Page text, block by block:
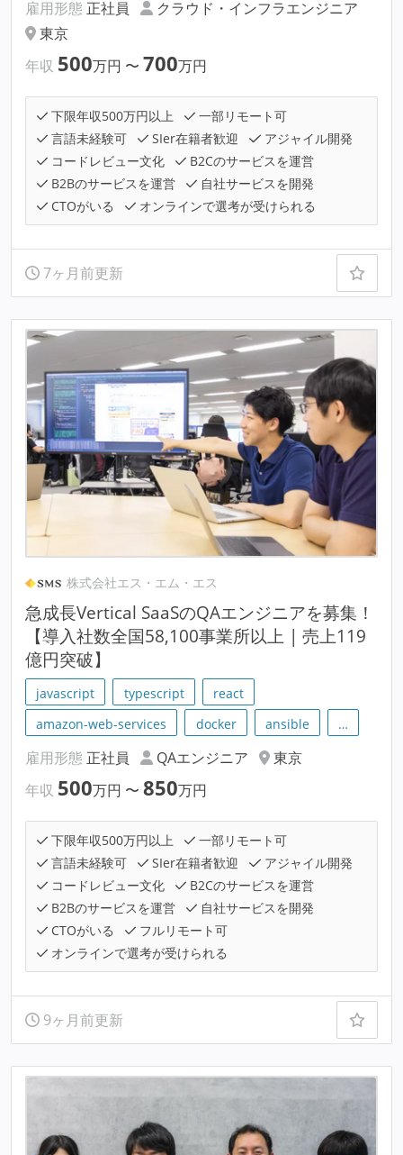
雇用形態 正社員
クラウド・インフラエンジニア
東京
年収 500万円 〜 700万円
下限年収500万円以上
一部リモート可
言語未経験可
SIer在籍者歓迎
アジャイル開発
コードレビュー文化
B2Cのサービスを運営
B2Bのサービスを運営
自社サービスを開発
CTOがいる
オンラインで選考が受けられる
7ヶ月前更新
株式会社エス・エム・エス
急成長Vertical SaaSのQAエンジニアを募集！
【導入社数全国58,100事業所以上 | 売上119
億円突破】
javascript typescript
react
amazon-web-services
docker ansible …
雇用形態 正社員 QAエンジニア
東京
年収 500万円 〜 850万円
下限年収500万円以上
一部リモート可
言語未経験可
SIer在籍者歓迎
アジャイル開発
コードレビュー文化
B2Cのサービスを運営
B2Bのサービスを運営
自社サービスを開発
CTOがいる
フルリモート可
オンラインで選考が受けられる
9ヶ月前更新